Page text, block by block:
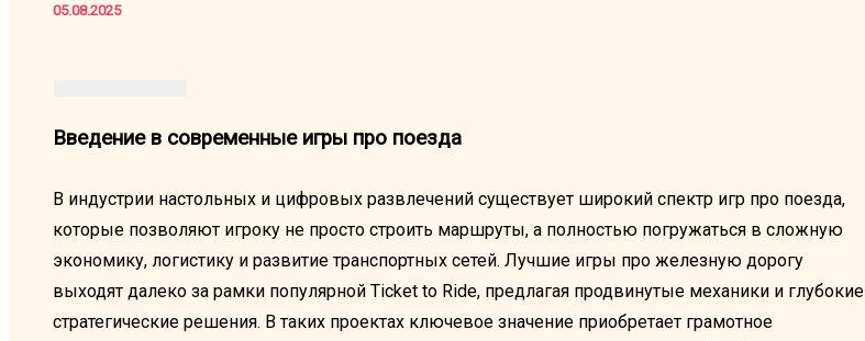
05.08.2025
Введение в современные игры про поезда
В индустрии настольных и цифровых развлечений существует широкий спектр игр про поезда,
которые позволяют игроку не просто строить маршруты, а полностью погружаться в сложную
экономику, логистику и развитие транспортных сетей. Лучшие игры про железную дорогу
выходят далеко за рамки популярной Ticket to Ride, предлагая продвинутые механики и глубокие
стратегические решения. В таких проектах ключевое значение приобретает грамотное